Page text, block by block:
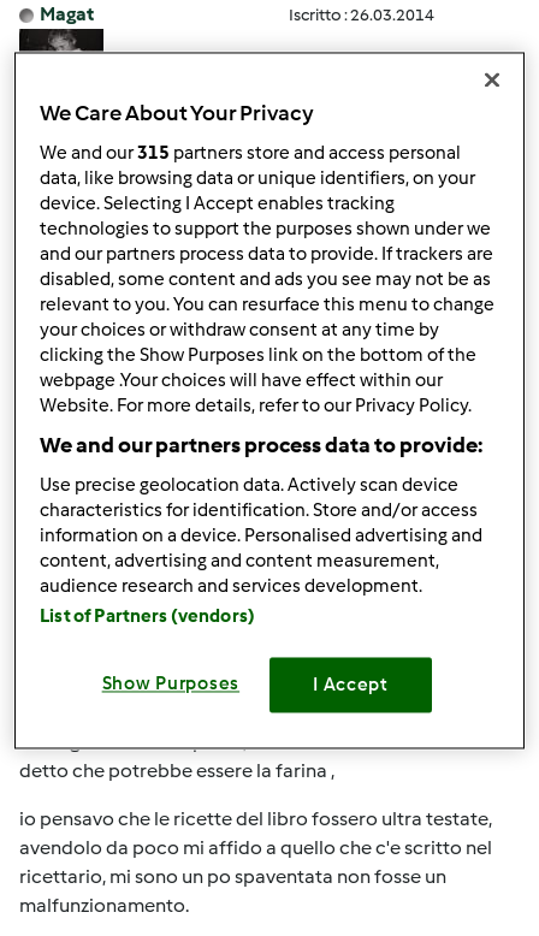
Magat Iscritto : 26.03.2014
Ven, 04/17/2015 - 07:16
Tranquilla puo succedere.... Le ricette per quanto testate
a volte hanno comunque bisogno della nostra
attenzione... Se si tratta di preparati infarinati prima... O
sugo denso... Può succedere che si attacchi... Non credo
sia un mal funzionamento.... Hai fatto il post vendita..???..
Così puoi chiarire meglio con la tua dimostratrice...
In cima
Accedio registratiper poter commentare
Anonimo (non verificato)
tante grazie della risposta, si la mia dimostratrice mi ha
detto che potrebbe essere la farina ,
io pensavo che le ricette del libro fossero ultra testate,
avendolo da poco mi affido a quello che c'e scritto nel
ricettario, mi sono un po spaventata non fosse un
malfunzionamento.
We Care About Your Privacy
We and our315 partners store and access personal
data, like browsing data or unique identifiers, on your
device. Selecting I Accept enables tracking
technologies to support the purposes shown under we
and our partners process data to provide. If trackers are
disabled, some content and ads you see may not be as
relevant to you. You can resurface this menu to change
your choices or withdraw consent at any time by
clicking the Show Purposes link on the bottom of the
webpage .Your choices will have effect within our
Website. For more details, refer to our Privacy Policy.
We and our partners process data to provide:
Use precise geolocation data. Actively scan device
characteristics for identification. Store and/or access
information on a device. Personalised advertising and
content, advertising and content measurement,
audience research and services development.
List of Partners (vendors)
Show Purposes I Accept